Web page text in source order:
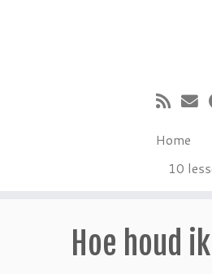
Home
10
Hoe houd